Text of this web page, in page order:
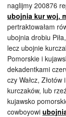
naglijmy 200876
ubojnia kur woj.
pertraktowałam
ubojnia drobiu
lecz ubojnie
Pomorskie i
dekadentkami
czy Wałcz,
kurczaków, lub
kujawsko
cowboyowi